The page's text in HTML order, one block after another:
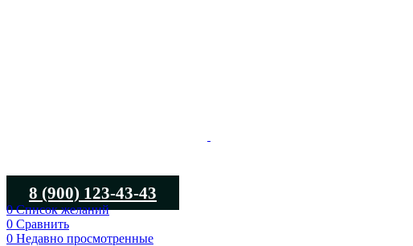
8 (900) 123-43-43
0Список желаний
0 Сравнить
0 Недавно просмотренные